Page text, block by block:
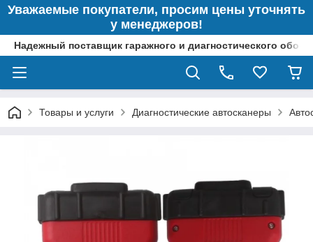
Уважаемые покупатели, просим цены уточнять
у менеджеров!
Надежный поставщик гаражного и диагностического
Товары и услуги Диагностические автосканеры